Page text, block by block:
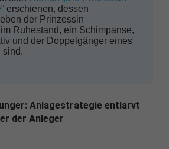
erschienen, dessen
der Prinzessin
Ruhestand, ein Schimpanse,
und der Doppelgänger eines
sind.
Anlagestrategie entlarvt
der Anleger